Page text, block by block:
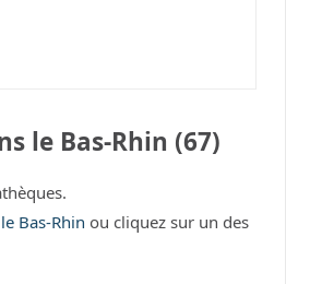
le Bas-Rhin (67)
Bas-Rhin ou cliquez sur un des